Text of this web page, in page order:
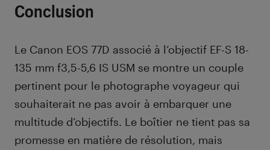
Conclusion
Le Canon EOS 77D associé à l’objectif EF-S 18-
135 mm f3,5-5,6 IS USM se montre un couple
pertinent pour le photographe voyageur qui
souhaiterait ne pas avoir à embarquer une
multitude d’objectifs. Le boîtier ne tient pas sa
promesse en matière de résolution, mais